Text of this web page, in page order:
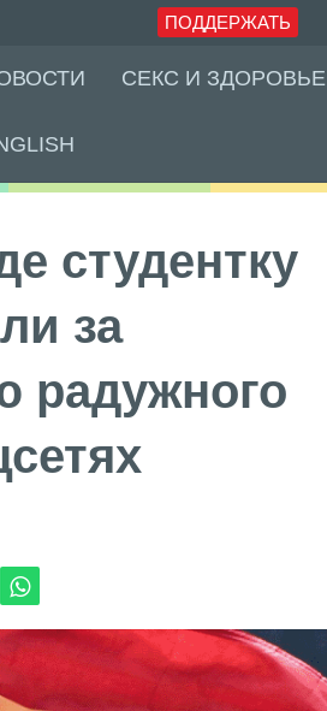
ПОДДЕРЖАТЬ
СЕКС И ЗДОРОВЬЕ
студентку
за
радужного